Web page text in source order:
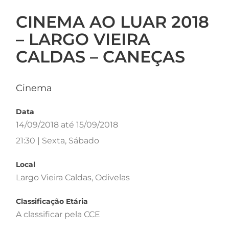
CINEMA AO LUAR 2018
– LARGO VIEIRA
CALDAS – CANEÇAS
Cinema
Data
14/09/2018 até 15/09/2018
21:30 | Sexta, Sábado
Local
Largo Vieira Caldas, Odivelas
Classificação Etária
A classificar pela CCE